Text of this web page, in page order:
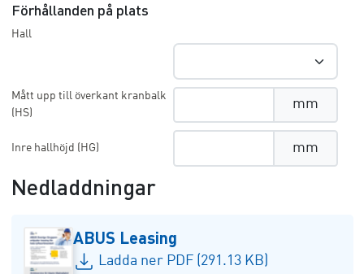
Förhållanden på plats
Hall
Mått upp till överkant kranbalk
(HS)
mm
Inre hallhöjd (HG) mm
Nedladdningar
ABUS Leasing
Ladda ner PDF (291.13 KB)